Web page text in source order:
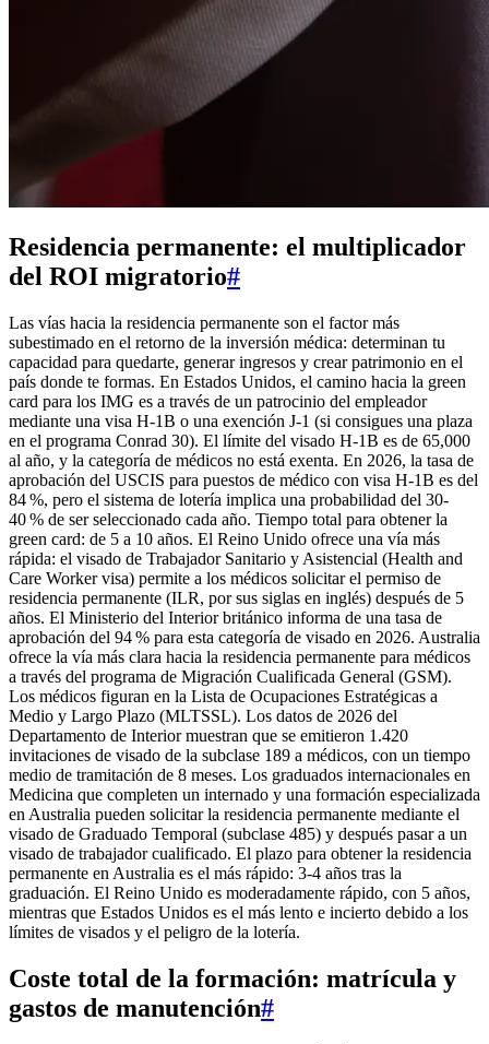
Residencia permanente: el multiplicador
del ROI migratorio#
Las vías hacia la residencia permanente son el factor más
subestimado en el retorno de la inversión médica: determinan tu
capacidad para quedarte, generar ingresos y crear patrimonio en el
país donde te formas. En Estados Unidos, el camino hacia la green
card para los IMG es a través de un patrocinio del empleador
mediante una visa H-1B o una exención J-1 (si consigues una plaza
en el programa Conrad 30). El límite del visado H-1B es de 65,000
al año, y la categoría de médicos no está exenta. En 2026, la tasa de
aprobación del USCIS para puestos de médico con visa H-1B es del
84 %, pero el sistema de lotería implica una probabilidad del 30-
40 % de ser seleccionado cada año. Tiempo total para obtener la
green card: de 5 a 10 años. El Reino Unido ofrece una vía más
rápida: el visado de Trabajador Sanitario y Asistencial (Health and
Care Worker visa) permite a los médicos solicitar el permiso de
residencia permanente (ILR, por sus siglas en inglés) después de 5
años. El Ministerio del Interior británico informa de una tasa de
aprobación del 94 % para esta categoría de visado en 2026. Australia
ofrece la vía más clara hacia la residencia permanente para médicos
a través del programa de Migración Cualificada General (GSM).
Los médicos figuran en la Lista de Ocupaciones Estratégicas a
Medio y Largo Plazo (MLTSSL). Los datos de 2026 del
Departamento de Interior muestran que se emitieron 1.420
invitaciones de visado de la subclase 189 a médicos, con un tiempo
medio de tramitación de 8 meses. Los graduados internacionales en
Medicina que completen un internado y una formación especializada
en Australia pueden solicitar la residencia permanente mediante el
visado de Graduado Temporal (subclase 485) y después pasar a un
visado de trabajador cualificado. El plazo para obtener la residencia
permanente en Australia es el más rápido: 3-4 años tras la
graduación. El Reino Unido es moderadamente rápido, con 5 años,
mientras que Estados Unidos es el más lento e incierto debido a los
límites de visados y el peligro de la lotería.
Coste total de la formación: matrícula y
gastos de manutención#